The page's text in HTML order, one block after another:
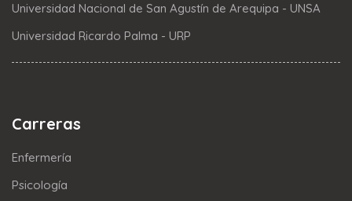
Universidad Nacional de San Agustín de Arequipa - UNSA
Universidad Ricardo Palma - URP
Carreras
Enfermería
Psicología